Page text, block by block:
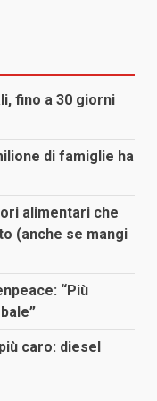
fino a 30 giorni
di famiglie ha
alimentari che
(anche se mangi
“Più
caro: diesel